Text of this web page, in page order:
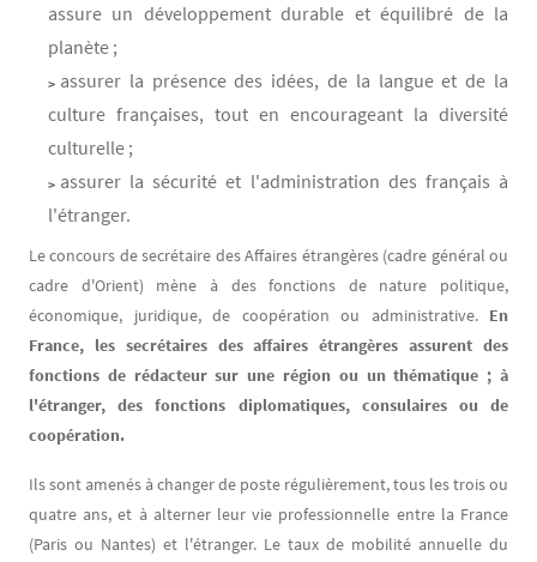
assure un développement durable et équilibré de la
planète ;
assurer la présence des idées, de la langue et de la
culture françaises, tout en encourageant la diversité
culturelle ;
assurer la sécurité et l'administration des français à
l'étranger.
Le concours de secrétaire des Affaires étrangères (cadre général ou
cadre d'Orient) mène à des fonctions de nature politique,
économique, juridique, de coopération ou administrative. En
France, les secrétaires des affaires étrangères assurent des
fonctions de rédacteur sur une région ou un thématique ; à
l'étranger, des fonctions diplomatiques, consulaires ou de
coopération.
Ils sont amenés à changer de poste régulièrement, tous les trois ou
quatre ans, et à alterner leur vie professionnelle entre la France
(Paris ou Nantes) et l'étranger. Le taux de mobilité annuelle du